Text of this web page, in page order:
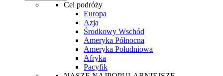
Cel podróży
Europa
Azja
Środkowy Wschód
Ameryka Północna
Ameryka Południowa
Afryka
Pacyfik